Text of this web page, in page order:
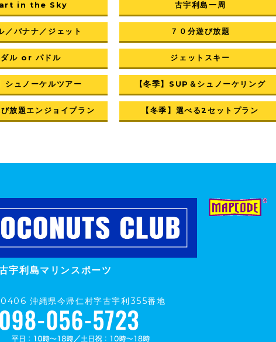
in the Sky 古宇利島一周
／バナナ／ジェット ７０分遊び放題
ダル or パドル ジェットスキー
シュノーケルツアー 【冬季】SUP＆シュノーケリング
び放題エンジョイプラン 【冬季】選べる2セットプラン
宇利島マリンスポーツ
沖縄県今帰仁村字古宇利355番地